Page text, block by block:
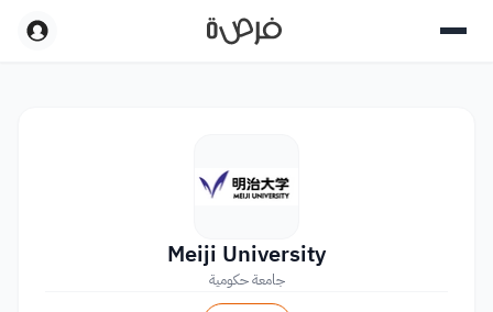
Meiji University
جامعة حكومية